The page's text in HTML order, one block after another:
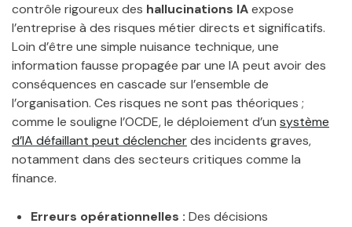
contrôle rigoureux des hallucinations IAexpose
l’entreprise à des risques métier directs et significatifs.
Loin d’être une simple nuisance technique, une
information fausse propagée par une IA peut avoir des
conséquences en cascade sur l’ensemble de
l’organisation. Ces risques ne sont pas théoriques ;
comme le souligne l’OCDE, le déploiement d’un système
d’IA défaillant peut déclencherdes incidents graves,
notamment dans des secteurs critiques comme la
finance.
Erreurs opérationnelles : Des décisions